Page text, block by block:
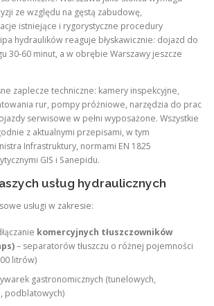
ze względu na gęstą zabudowę,
istniejące i rygorystyczne procedury
hydraulików reaguje błyskawicznie: dojazd do
30-60 minut, a w obrębie Warszawy jeszcze
zaplecze techniczne: kamery inspekcyjne,
rur, pompy próżniowe, narzędzia do prac
serwisowe w pełni wyposażone. Wszystkie
z aktualnymi przepisami, w tym
Infrastruktury, normami EN 1825
GIS i Sanepidu.
usług hydraulicznych
usługi w zakresie:
komercyjnych tłuszczowników
– separatorów tłuszczu o różnej pojemności
litrów)
gastronomicznych (tunelowych,
podblatowych)